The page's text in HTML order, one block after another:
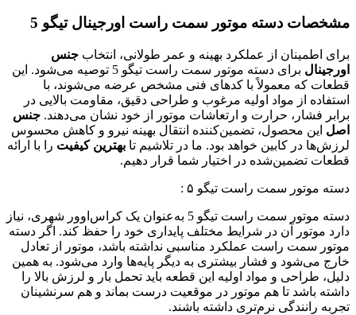
مشخصات دسته موتور سمت راست اورجینال تیگو 5
برای اطمینان از عملکرد بهینه و عمر طولانی، انتخاب جنس
اورجینال
برای دسته موتور سمت راست تیگو 5 توصیه می‌شود. این
قطعات که معمولاً با کدهای فنی مشخص عرضه می‌شوند، با
استفاده از مواد اولیه مرغوب و طراحی دقیق، مقاومت بالایی در
برابر فشار، حرارت و ارتعاشات موتور از خود نشان می‌دهند. جنس
اصل این محصول، تضمین‌کننده انتقال بهینه نیرو و کاهش محسوس
لرزش‌ها در کابین خواهد بود. ما در تلاشیم تا بهترین کیفیت را با ارائه
قطعات تضمین‌شده در اختیار شما قرار دهیم.
دسته موتور سمت راست تیگو ۵ :
دسته موتور سمت راست تیگو 5 به‌عنوان یک کراس‌اوور شهری، نیاز
دارد موتور آن در شرایط مختلف پایداری خود را حفظ کند. اگر دسته
موتور سمت راست عملکرد مناسبی نداشته باشد، موتور از تعادل
خارج می‌شود و فشار بیشتری به دیگر پایه‌ها وارد می‌شود. به همین
دلیل، طراحی و مواد اولیه این قطعه باید تحمل بار و لرزش بالا را
داشته باشد تا هم موتور در موقعیت درست بماند و هم سرنشینان
تجربه رانندگی نرم‌تری داشته باشند.